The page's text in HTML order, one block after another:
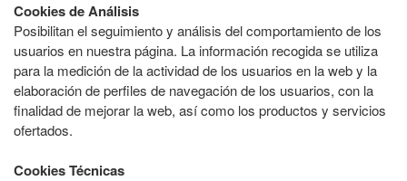
Cookies de Análisis
Posibilitan el seguimiento y análisis del comportamiento de los
usuarios en nuestra página. La información recogida se utiliza
para la medición de la actividad de los usuarios en la web y la
elaboración de perfiles de navegación de los usuarios, con la
finalidad de mejorar la web, así como los productos y servicios
ofertados.
Cookies Técnicas